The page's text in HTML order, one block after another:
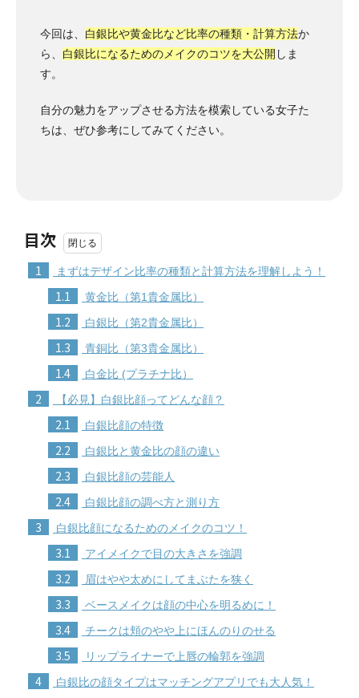
今回は、 白銀比や黄金比など比率の種類・計算方法か
ら、 白銀比になるためのメイクのコツを大公開 しま
す。
自分の魅力をアップさせる方法を模索している女子た
ちは、ぜひ参考にしてみてください。
目次
1 まずはデザイン比率の種類と計算方法を理解しよう！
1.1 黄金比（第1貴金属比）
1.2 白銀比（第2貴金属比）
1.3 青銅比（第3貴金属比）
1.4 白金比 (プラチナ比）
2 【必見】白銀比顔ってどんな顔？
2.1 白銀比顔の特徴
2.2 白銀比と黄金比の顔の違い
2.3 白銀比顔の芸能人
2.4 白銀比顔の調べ方と測り方
3 白銀比顔になるためのメイクのコツ！
3.1 アイメイクで目の大きさを強調
3.2 眉はやや太めにしてまぶたを狭く
3.3 ベースメイクは顔の中心を明るめに！
3.4 チークは頬のやや上にほんのりのせる
3.5 リップライナーで上唇の輪郭を強調
4 白銀比の顔タイプはマッチングアプリでも大人気！